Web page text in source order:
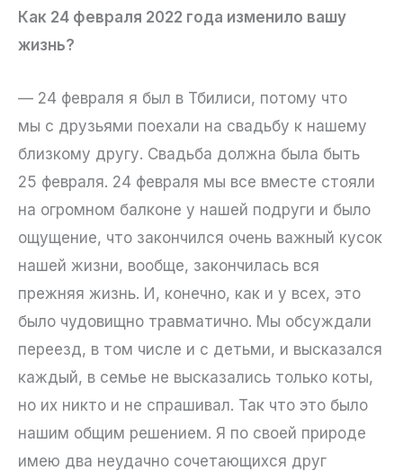
Как 24 февраля 2022 года изменило вашу
жизнь?
— 24 февраля я был в Тбилиси, потому что
мы с друзьями поехали на свадьбу к нашему
близкому другу. Свадьба должна была быть
25 февраля. 24 февраля мы все вместе стояли
на огромном балконе у нашей подруги и было
ощущение, что закончился очень важный кусок
нашей жизни, вообще, закончилась вся
прежняя жизнь. И, конечно, как и у всех, это
было чудовищно травматично. Мы обсуждали
переезд, в том числе и с детьми, и высказался
каждый, в семье не высказались только коты,
но их никто и не спрашивал. Так что это было
нашим общим решением. Я по своей природе
имею два неудачно сочетающихся друг